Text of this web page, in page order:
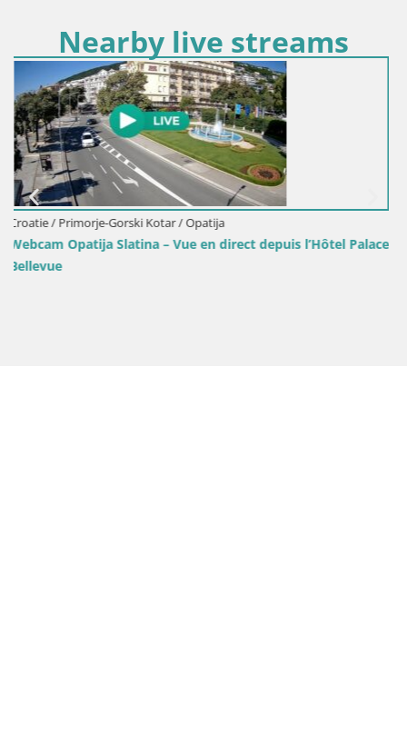
Nearby live streams
Palace
Croatie / Primorje-Gorski Kotar / Opatija
Webcam Lungomare Opatija – Vue en direct de la